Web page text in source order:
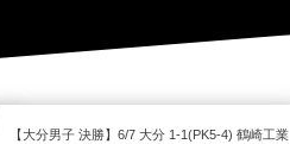
【大分男子 決勝】6/7 大分 1-1(PK5-4) 鶴崎工業